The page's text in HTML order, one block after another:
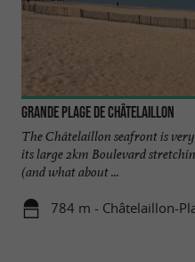
Grande Plage de Châtelaillon
The Châtelaillon seafront is
its large 2km Boulevard
(and what about ...
784 m - Châtelaillon-